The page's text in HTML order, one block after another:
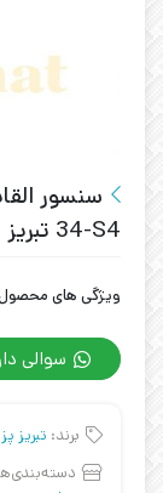
34-S4 تبریز پژوه
ویژگی های
سوالی
برند: تبریز